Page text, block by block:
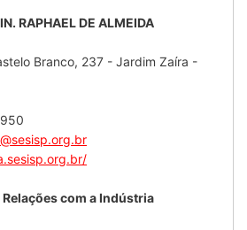
RAPHAEL DE ALMEIDA
Branco, 237 - Jardim Zaíra -
com a Indústria